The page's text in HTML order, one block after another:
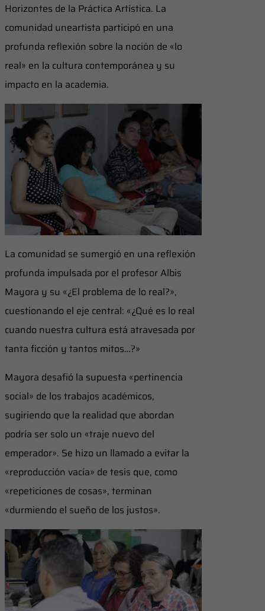
Horizontes de la Práctica Artística. La
comunidad uneartista participó en una
profunda reflexión sobre la noción de «lo
real» en la cultura contemporánea y su
impacto en la academia.
La comunidad se sumergió en una reflexión
profunda impulsada por el profesor Albis
Mayora y su «¿El problema de lo real?»,
cuestionando el eje central: «¿Qué es lo real
cuando nuestra cultura está atravesada por
tanta ficción y tantos mitos…?»
Mayora desafió la supuesta «pertinencia
social» de los trabajos académicos,
sugiriendo que la realidad que abordan
podría ser solo un «traje nuevo del
emperador». Se hizo un llamado a evitar la
«reproducción vacía» de tesis que, como
«repeticiones de cosas», terminan
«durmiendo el sueño de los justos».